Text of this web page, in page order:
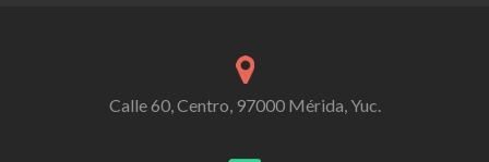
Calle 60, Centro, 97000 Mérida, Yuc.